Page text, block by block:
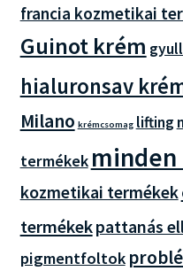
francia kozmetikai
Guinot krém
hialuronsav
Milano krémcsomag lifting
termékek
kozmetikai termékek
termékekpattanás
pigmentfoltok